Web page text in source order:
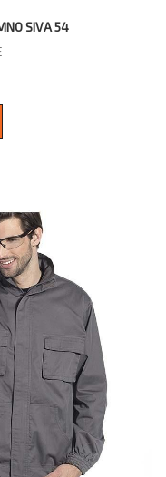
SIVA 54